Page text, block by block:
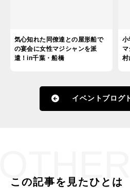
気心知れた同僚達との屋形船で
の宴会に女性マジシャンを派
遣！in千葉・船橋
小
村
イベントブログ
この記事を見たひとは